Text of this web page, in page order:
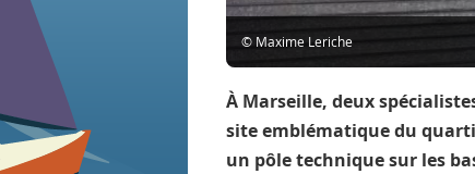
© Maxime Leriche
À Marseille, deux
site emblématique du
un pôle technique sur les